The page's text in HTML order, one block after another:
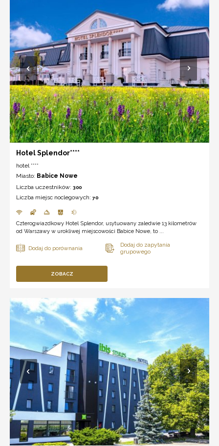
Hotel Splendor****
hotel ****
Miasto: Babice Nowe
Liczba uczestników: 300
Liczba miejsc noclegowych: 70
Czterogwiazdkowy Hotel Splendor, usytuowany zaledwie 13 kilometrów
od Warszawy w urokliwej miejscowości Babice Nowe, to ...
ZOBACZ